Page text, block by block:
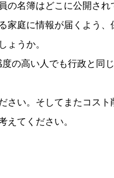
の名簿はどこに公開され
家庭に情報が届くよう、
ょうか。
の高い人でも行政と同
さい。そしてまたコスト
えてください。